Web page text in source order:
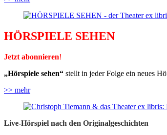
HÖRSPIELE SEHEN
Jetzt abonnieren!
„Hörspiele sehen“ stellt in jeder Folge ein neues
>> mehr
Live-Hörspiel nach den Originalgeschichten